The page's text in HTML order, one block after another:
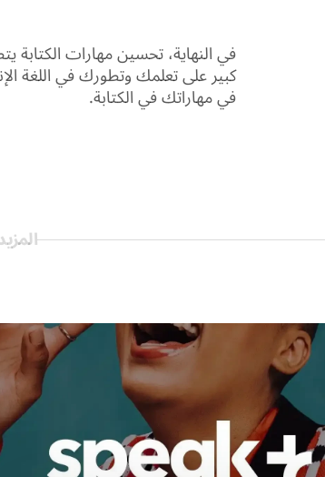
في النهاية، تحسين مهارات الكتابة
كبير على تعلمك وتطورك في اللغة
في مهاراتك في الكتابة.